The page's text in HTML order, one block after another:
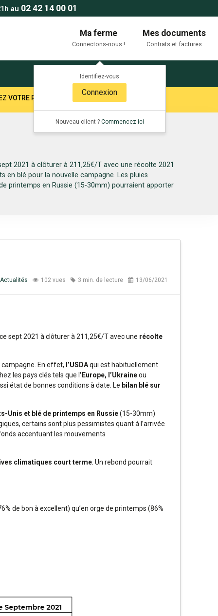
au 02 42 14 00 01
Ma ferme
Connectons-nous !
Identifiez-vous
Connexion
Nouveau client ? Commencez ici
Mes documents
Contrats et factures
VOTRE RESPONSABLE SECTEUR !
2021 à clôturer à 211,25€/T avec une récolte 2021
en blé pour la nouvelle campagne. Les pluies
printemps en Russie (15-30mm) pourraient apporter
Actualités 102 vues 3 min. de lecture 13/06/2021
sept 2021 à clôturer à 211,25€/T avec une récolte
En effet, l’USDAqui est habituellement
les pays clés tels que l ’Europe, l’Ukraineou
état de bonnes conditions à date. Le bilan blé sur
Unis et blé de printemps en Russie(15-30mm)
certains sont plus pessimistes quant à l’arrivée
accentuant les mouvements
climatiques court terme . Un rebond pourrait
de bon à excellent) qu’en orge de printemps (86%